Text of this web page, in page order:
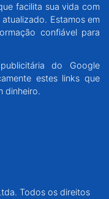
facilita sua vida com
Estamos em
confiável para
do Google
estes links que
dinheiro.
Todos os direitos